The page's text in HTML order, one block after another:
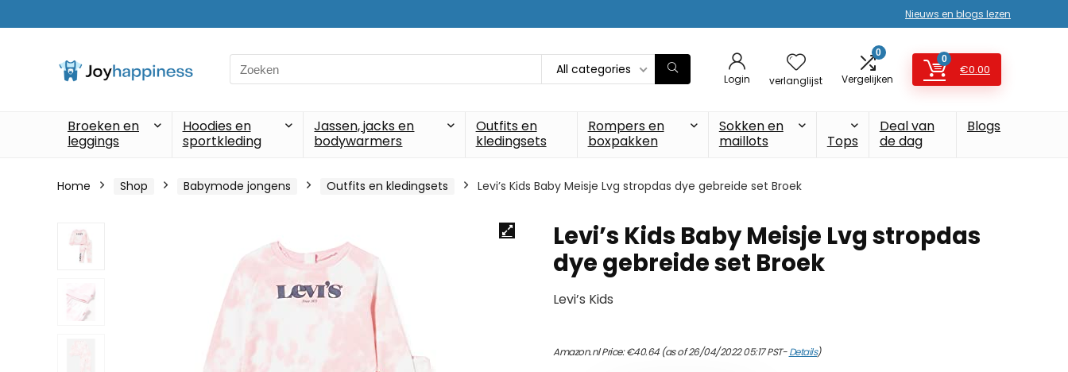
Nieuws en blogs lezen
Search
for:
All categories
Login verlanglijst
0
Vergelijken
0
€0.00
Broeken en
leggings
Hoodies en
sportkleding
Jassen, jacks en
bodywarmers
Outfits en
kledingsets
Rompers en
boxpakken
Sokken en
maillots
Tops
Deal van
de dag
Blogs
Home Shop Babymode jongens Outfits en kledingsets Levi’s Kids Baby Meisje Lvg stropdas dye gebreide set Broek
Levi’s Kids Baby Meisje Lvg stropdas
dye gebreide set Broek
Levi’s Kids
Amazon.nl Price:€40.64(as of 26/04/2022 05:17 PST-Details)